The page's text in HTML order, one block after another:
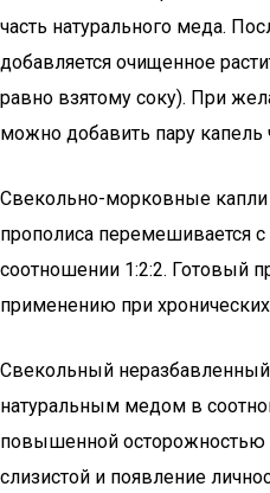
часть натурального меда.
добавляется очищенное
равно взятому соку). При
можно добавить пару капель
Свекольно-морковные капли
прополиса перемешивается
соотношении 1:2:2. Готовый
применению при
Свекольный
натуральным медом в
повышенной
слизистой и появление